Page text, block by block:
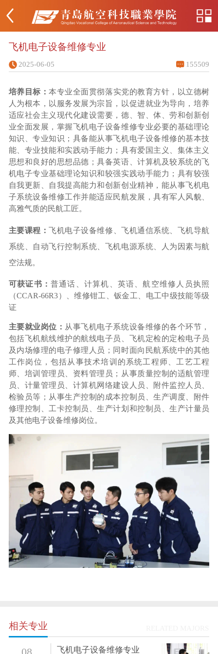
飞机电子设备维修专业
2025-06-05 155509
培养目标：本专业全面贯彻落实党的教育方针，以立德树
人为根本，以服务发展为宗旨，以促进就业为导向，培养
适应社会主义现代化建设需要，德、智、体、劳和创新创
业全面发展，掌握飞机电子设备维修专业必要的基础理论
知识、专业知识；具备能从事飞机电子设备维修的基本技
能、专业技能和实践动手能力；具有爱国主义、集体主义
思想和良好的思想品德；具备英语、计算机及较系统的飞
机电子专业基础理论知识和较强实践动手能力；具有较强
自我更新、自我提高能力和创新创业精神，能从事飞机电
子系统设备维修工作并能适应民航发展，具有军人风貌、
高雅气质的民航工匠。
主要课程：飞机电子设备维修、飞机通信系统、飞机导航
系统、自动飞行控制系统、飞机电源系统、人为因素与航
空法规。
可获证书：普通话、计算机、英语、航空维修人员执照
（CCAR-66R3）、维修钳工、钣金工、电工中级技能等级
证
主要就业岗位： 从事飞机电子系统设备维修的各个环节，
包括飞机航线维护的航线电子员、飞机定检的定检电子员
及内场修理的电子修理人员；同时面向民航系统中的其他
工作岗位，包括从事技术培训的系统工程师、工艺工程
师、培训管理员、资料管理员；从事质量控制的适航管理
员、计量管理员、计算机网络建设人员、附件监控人员、
检验员等；从事生产控制的成本控制员、生产调度、附件
修理控制、工卡控制员、生产计划和控制员、生产计量员
及其他电子设备维修岗位。
相关专业
飞机电子设备维修专业